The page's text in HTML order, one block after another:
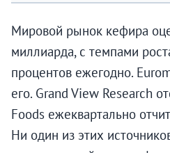
Мировой рынок кефира
миллиарда, с темпами
процентов ежегодно.
его. Grand View Research
Foods ежеквартально
Ни один из этих